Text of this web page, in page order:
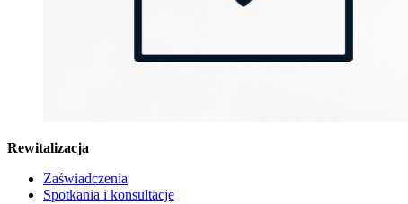
Rewitalizacja
Zaświadczenia
Spotkania i konsultacje